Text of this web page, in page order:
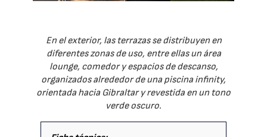
En el exterior, las terrazas se distribuyen en
diferentes zonas de uso, entre ellas un área
lounge, comedor y espacios de descanso,
organizados alrededor de una piscina infinity,
orientada hacia Gibraltar y revestida en un tono
verde oscuro.